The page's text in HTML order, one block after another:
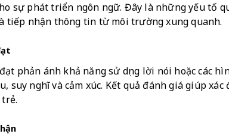
sự phát triển ngôn ngữ. Đây là những yếu tố
tiếp nhận thông tin từ môi trường xung quanh.
phản ánh khả năng sử dụng lời nói hoặc các
suy nghĩ và cảm xúc. Kết quả đánh giá giúp